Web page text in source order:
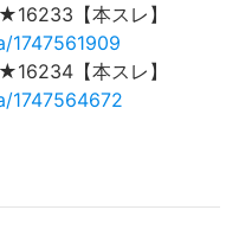
【本スレ】
【本スレ】
1747564672